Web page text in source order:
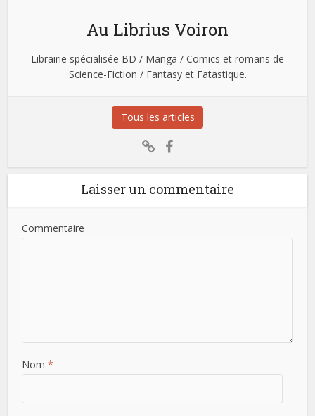
Au Librius Voiron
Librairie spécialisée BD / Manga / Comics et romans de
Science-Fiction / Fantasy et Fatastique.
Tous les articles
Laisser un commentaire
Commentaire
Nom *